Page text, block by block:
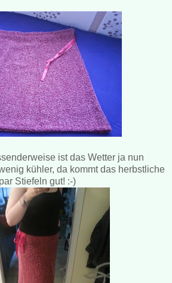
ist das Wetter ja nun
kühler, da kommt das herbstliche
Stiefeln gut! :-)